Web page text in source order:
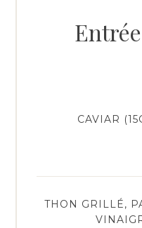
CAVIAR
THON GRILLÉ,